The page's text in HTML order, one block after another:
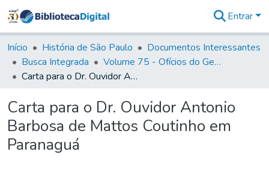
&
Coleções
Tudo na
Biblioteca
Estatísticas
Entrar
Início História de São Paulo
Documentos Interessantes
Busca Integrada
Volume 75 - Ofícios do General Martim Lopes Lobo de Saldanha (Governador da Capitania): 1776-1777
Carta para o Dr. Ouvidor Antonio Barbosa de Mattos Coutinho em Paranaguá
Carta para o Dr. Ouvidor Antonio
Barbosa de Mattos Coutinho em
Paranaguá